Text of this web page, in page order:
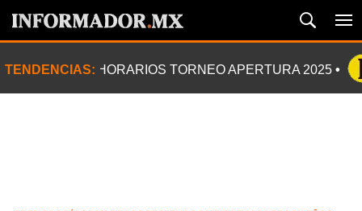
TENDENCIAS: HORARIOS TORNEO APERTURA 2025